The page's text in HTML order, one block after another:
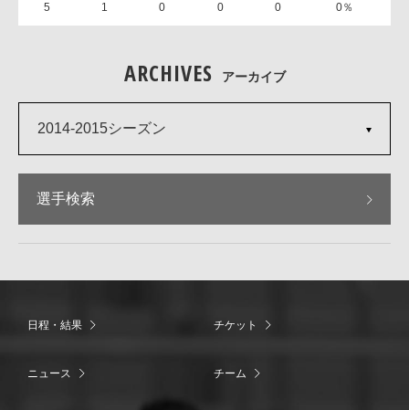
5 1 0 0 0 0％
ARCHIVES アーカイブ
2014-2015シーズン
選手検索
日程・結果 チケット
ニュース チーム